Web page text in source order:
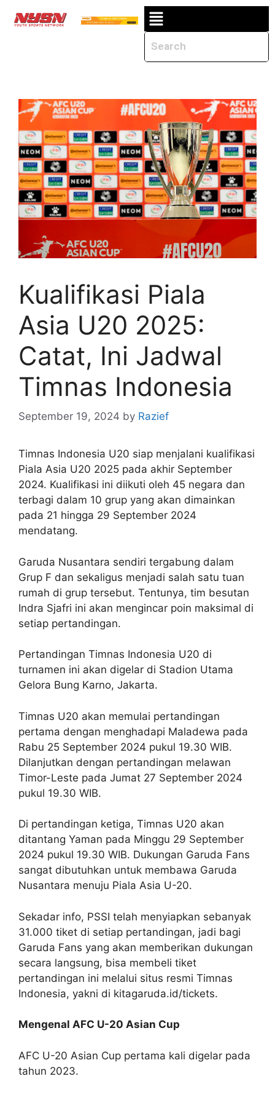
Kualifikasi Piala
Asia U20 2025:
Catat, Ini Jadwal
Timnas Indonesia
September 19, 2024 by Razief
Timnas Indonesia U20 siap menjalani kualifikasi
Piala Asia U20 2025 pada akhir September
2024. Kualifikasi ini diikuti oleh 45 negara dan
terbagi dalam 10 grup yang akan dimainkan
pada 21 hingga 29 September 2024
mendatang.
Garuda Nusantara sendiri tergabung dalam
Grup F dan sekaligus menjadi salah satu tuan
rumah di grup tersebut. Tentunya, tim besutan
Indra Sjafri ini akan mengincar poin maksimal di
setiap pertandingan.
Pertandingan Timnas Indonesia U20 di
turnamen ini akan digelar di Stadion Utama
Gelora Bung Karno, Jakarta.
Timnas U20 akan memulai pertandingan
pertama dengan menghadapi Maladewa pada
Rabu 25 September 2024 pukul 19.30 WIB.
Dilanjutkan dengan pertandingan melawan
Timor-Leste pada Jumat 27 September 2024
pukul 19.30 WIB.
Di pertandingan ketiga, Timnas U20 akan
ditantang Yaman pada Minggu 29 September
2024 pukul 19.30 WIB. Dukungan Garuda Fans
sangat dibutuhkan untuk membawa Garuda
Nusantara menuju Piala Asia U-20.
Sekadar info, PSSI telah menyiapkan sebanyak
31.000 tiket di setiap pertandingan, jadi bagi
Garuda Fans yang akan memberikan dukungan
secara langsung, bisa membeli tiket
pertandingan ini melalui situs resmi Timnas
Indonesia, yakni di kitagaruda.id/tickets.
Mengenal AFC U-20 Asian Cup
AFC U-20 Asian Cup pertama kali digelar pada
tahun 2023.